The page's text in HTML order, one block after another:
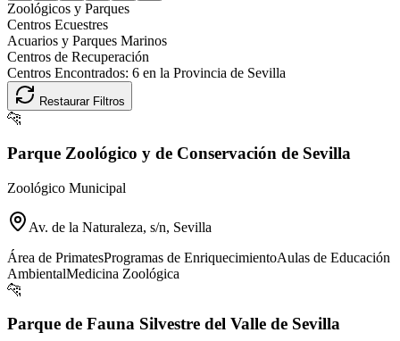
Zoológicos y Parques
Centros Ecuestres
Acuarios y Parques Marinos
Centros de Recuperación
Centros Encontrados: 6 en la Provincia de Sevilla
Restaurar Filtros
🐆
Parque Zoológico y de Conservación de Sevilla
Zoológico Municipal
Av. de la Naturaleza, s/n, Sevilla
Área de PrimatesProgramas de EnriquecimientoAulas de Educación
AmbientalMedicina Zoológica
🐆
Parque de Fauna Silvestre del Valle de Sevilla